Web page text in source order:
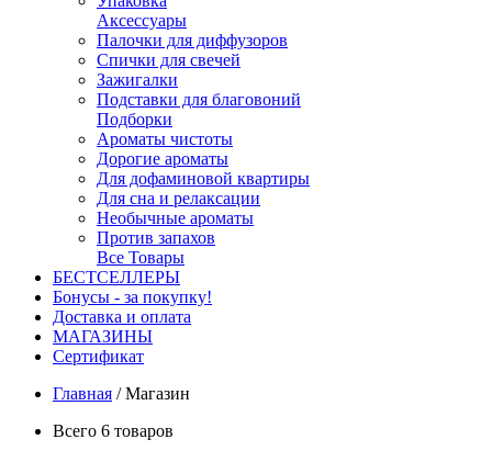
Аксессуары
Палочки для диффузоров
Спички для свечей
Зажигалки
Подставки для благовоний
Подборки
Ароматы чистоты
Дорогие ароматы
Для дофаминовой квартиры
Для сна и релаксации
Необычные ароматы
Против запахов
Все Товары
БЕСТСЕЛЛЕРЫ
Бонусы - за покупку!
Доставка и оплата
МАГАЗИНЫ
Cертификат
Главная /Магазин
Всего 6 товаров